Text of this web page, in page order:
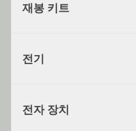
재봉 키트
전기
전자 장치